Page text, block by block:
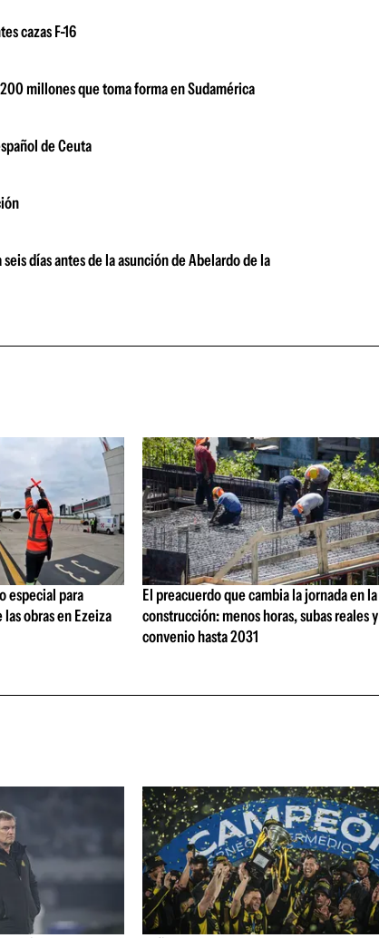
cazas F-16
millones que toma forma en Sudamérica
de Ceuta
días antes de la asunción de Abelardo de la
especial para
obras en Ezeiza
El preacuerdo que cambia la jornada en la
construcción: menos horas, subas reales y
convenio hasta 2031